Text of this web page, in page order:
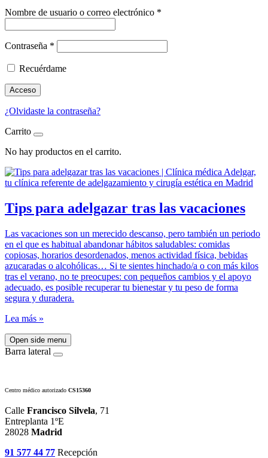
Nombre de usuario o correo electrónico *
Contraseña *
Recuérdame
Acceso
¿Olvidaste la contraseña?
Carrito
No hay productos en el carrito.
Tips para adelgazar tras las vacaciones
Las vacaciones son un merecido descanso, pero también un periodo
en el que es habitual abandonar hábitos saludables: comidas
copiosas, horarios desordenados, menos actividad física, bebidas
azucaradas o alcohólicas… Si te sientes hinchado/a o con más kilos
tras el verano, no te preocupes: con pequeños cambios y el apoyo
adecuado, es posible recuperar tu bienestar y tu peso de forma
segura y duradera.
Lea más »
Open side menu
Barra lateral
Centro médico autorizado CS15360
Calle Francisco Silvela, 71
Entreplanta 1ºE
28028 Madrid
91 577 44 77 Recepción